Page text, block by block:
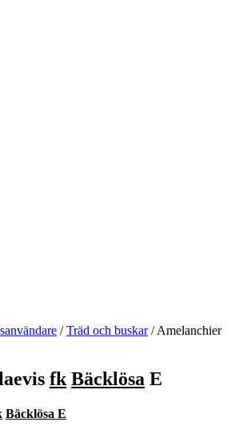
/Träd och buskar/Amelanchier
fk Bäcklösa E
Bäcklösa E